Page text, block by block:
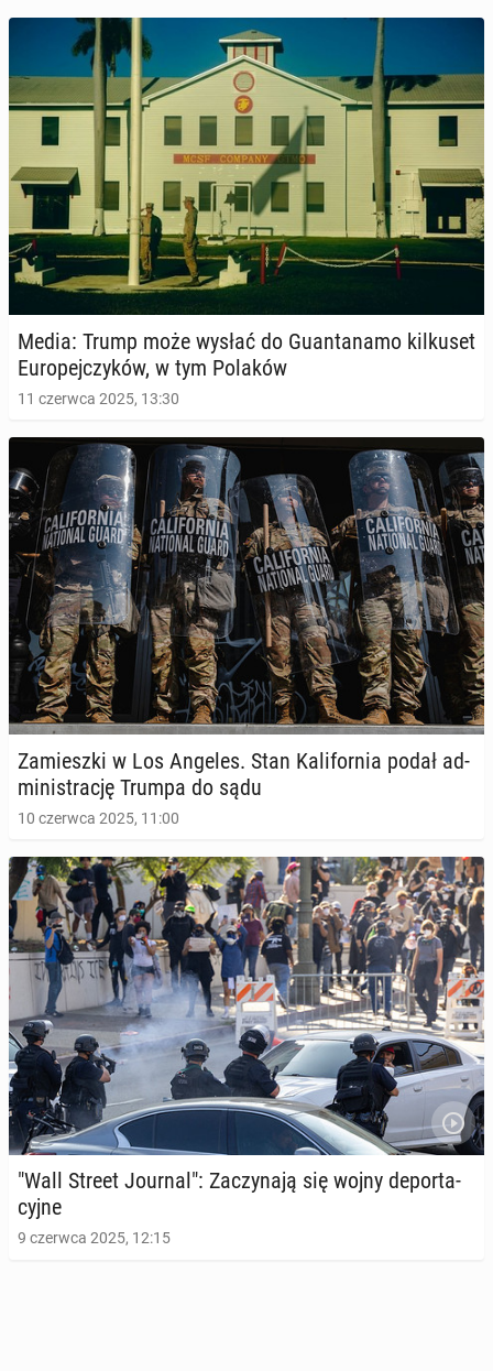
Media: Trump może wysłać do Gu­an­ta­na­mo kil­ku­set
Eu­ro­pej­czy­ków, w tym Polaków
11 czerwca 2025, 13:30
Za­miesz­ki w Los Angeles. Stan Ka­li­for­nia podał ad­
mi­ni­stra­cję Trumpa do sądu
10 czerwca 2025, 11:00
"Wall Street Journal": Za­czy­na­ją się wojny de­por­ta­
cyj­ne
9 czerwca 2025, 12:15